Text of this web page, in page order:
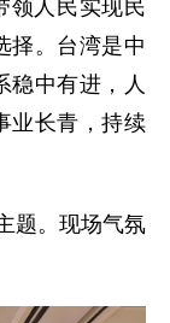
领人民实现民
择。台湾是中
稳中有进，人
业长青，持续
题。现场气氛